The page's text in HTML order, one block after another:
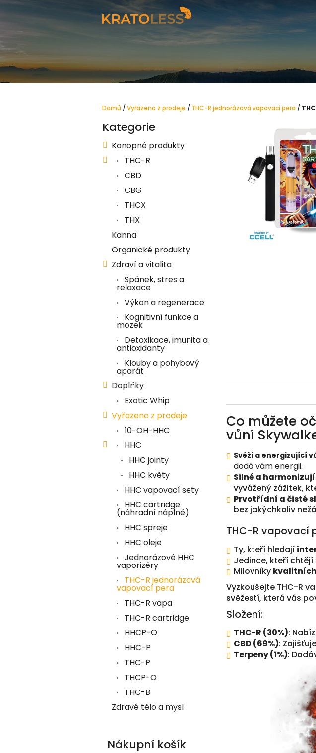
Přejít
Domů / Vyřazeno z prodeje / THC-R jednorázová vapovací pera /
o
a
n
Přeskočit
kategorie
Kategorie
Konopné produkty
THC-R
CBD
CBG
THCX
THX
Kanna
Organické produkty
Zdraví a vitalita
Spánek, stres a
relaxace
Výkon a regenerace
Kognitivní funkce a
mozek
Detoxikace, imunita a
antioxidanty
Klouby a pohybový
aparát
Doplňky
Exotic Whip
Vyřazeno z prodeje
10-OH-HHC
HHC
HHC jointy
HHC květy
HHC vapovací sety
HHC cartridge
(náhradní náplně)
HHC spreje
HHC oleje
Jednorázové HHC
vaporizéry
THC-R jednorázová
vapovací pera
THC-R vapa
THC-R cartridge
HHCP-O
HHC-P
THC-P
THCP-O
THC-B
Zdravé tělo a mysl
Nákupní košík
Co můžete
vůní
Svěží a energizující
dodá vám energii.
Silné a
vyvážený zážitek,
Prvotřídní a čisté
bez jakýchkoliv
THC-R vapovací
Ty, kteří hledají
Jedince, kteří chtějí
Milovníky kvalitních
Vyzkoušejte THC-R
svěžestí, která vás
Složení:
THC-R (30%):
CBD (69%):
Terpeny (1%):